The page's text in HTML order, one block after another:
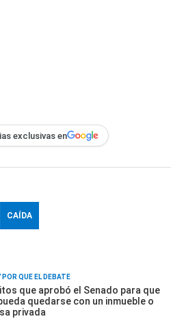
exclusivas en
CAÍDA
QUÉ EL DEBATE
que aprobó el Senado para que
quedarse con un inmueble o
privada